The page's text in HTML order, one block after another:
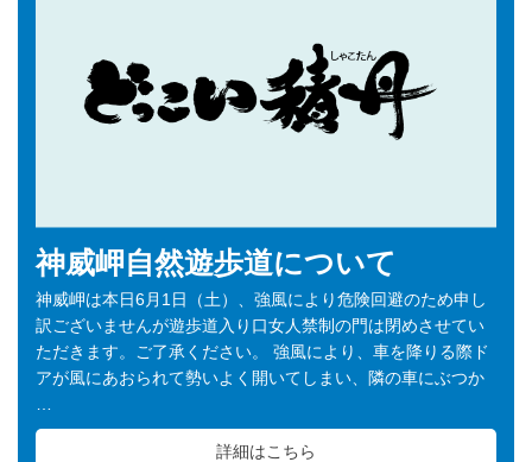
神威岬自然遊歩道について
神威岬は本日6月1日（土）、強風により危険回避のため申し
訳ございませんが遊歩道入り口女人禁制の門は閉めさせてい
ただきます。ご了承ください。 強風により、車を降りる際ド
アが風にあおられて勢いよく開いてしまい、隣の車にぶつか
詳細はこちら